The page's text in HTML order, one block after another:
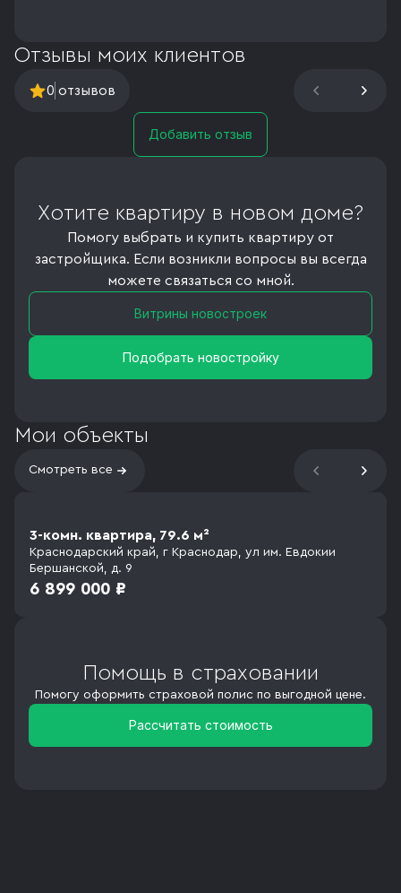
Отзывы моих клиентов
0 отзывов
Добавить отзыв
Хотите квартиру в новом доме?
Помогу выбрать и купить квартиру от
застройщика. Если возникли вопросы вы всегда
можете связаться со мной.
Витрины новостроек
Подобрать новостройку
Мои объекты
Смотреть все
3-комн. квартира, 79.6 м²
Краснодарский край, г Краснодар, ул им. Евдокии
Бершанской, д. 9
6 899 000 ₽
Помощь в страховании
Помогу оформить страховой полис по выгодной цене.
Рассчитать стоимость